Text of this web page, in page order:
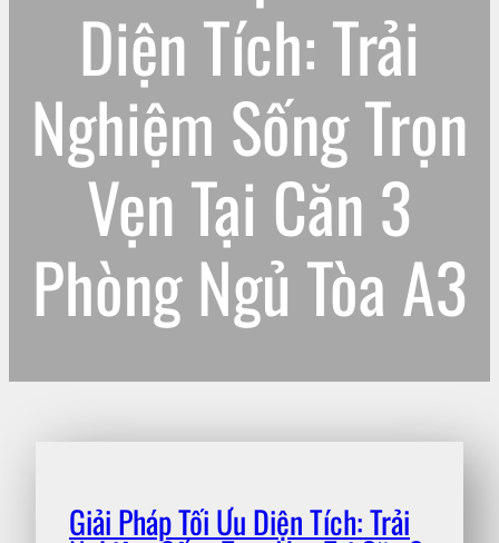
Diện Tích: Trải
Nghiệm Sống Trọn
Vẹn Tại Căn 3
Phòng Ngủ Tòa A3
Giải Pháp Tối Ưu Diện Tích: Trải